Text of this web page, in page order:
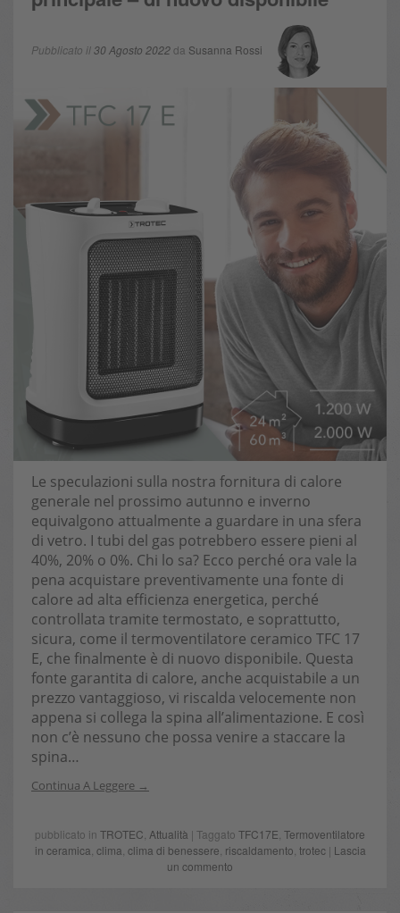
Pubblicato il30 Agosto 2022da Susanna Rossi
Le speculazioni sulla nostra fornitura di calore
generale nel prossimo autunno e inverno
equivalgono attualmente a guardare in una sfera
di vetro. I tubi del gas potrebbero essere pieni al
40%, 20% o 0%. Chi lo sa? Ecco perché ora vale la
pena acquistare preventivamente una fonte di
calore ad alta efficienza energetica, perché
controllata tramite termostato, e soprattutto,
sicura, come il termoventilatore ceramico TFC 17
E, che finalmente è di nuovo disponibile. Questa
fonte garantita di calore, anche acquistabile a un
prezzo vantaggioso, vi riscalda velocemente non
appena si collega la spina all’alimentazione. E così
non c’è nessuno che possa venire a staccare la
spina…
Continua A Leggere
pubblicato in TROTEC Attualità | Taggato TFC17E Termoventilatore
in ceramica clima clima di benessere riscaldamento trotec| Lascia
un commento